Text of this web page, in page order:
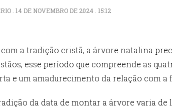
. 14 DE NOVEMBRO DE 2024 . 15:12
a tradição cristã, a árvore natalina
esse período que compreende as
e um amadurecimento da relação com a
da data de montar a árvore varia